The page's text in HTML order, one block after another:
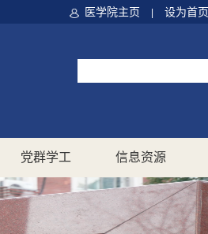
医学院主页 设为首页
党群学工 信息资源